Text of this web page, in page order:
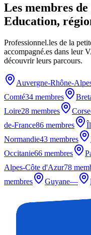
Les membres
Education,
Professionnel.les de la
accompagné.es dans leur
découvrir leurs parcours.
Auvergne-Rhône-
Comté34 membres
Loire28 membres Corse
de-France86 membres
Normandie43 membres
Occitanie66 membres
Alpes-Côte d'Azur78
membres
Guyane—